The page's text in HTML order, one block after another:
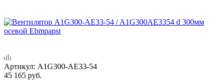
Артикул: A1G300-AE33-54
45 165 руб.